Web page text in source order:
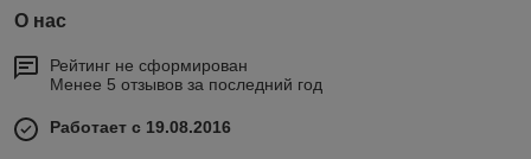
О нас
Рейтинг не сформирован
Менее 5 отзывов за последний год
Работает с 19.08.2016